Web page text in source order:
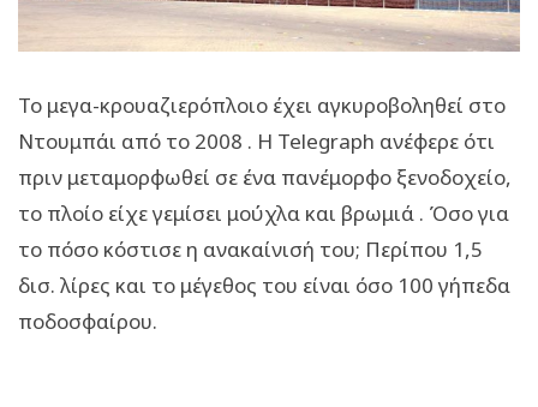
Το μεγα-κρουαζιερόπλοιο έχει αγκυροβοληθεί στο
Ντουμπάι από το 2008 . Η Telegraph ανέφερε ότι
πριν μεταμορφωθεί σε ένα πανέμορφο ξενοδοχείο,
το πλοίο είχε γεμίσει μούχλα και βρωμιά . Όσο για
το πόσο κόστισε η ανακαίνισή του; Περίπου 1,5
δισ. λίρες και το μέγεθος του είναι όσο 100 γήπεδα
ποδοσφαίρου.